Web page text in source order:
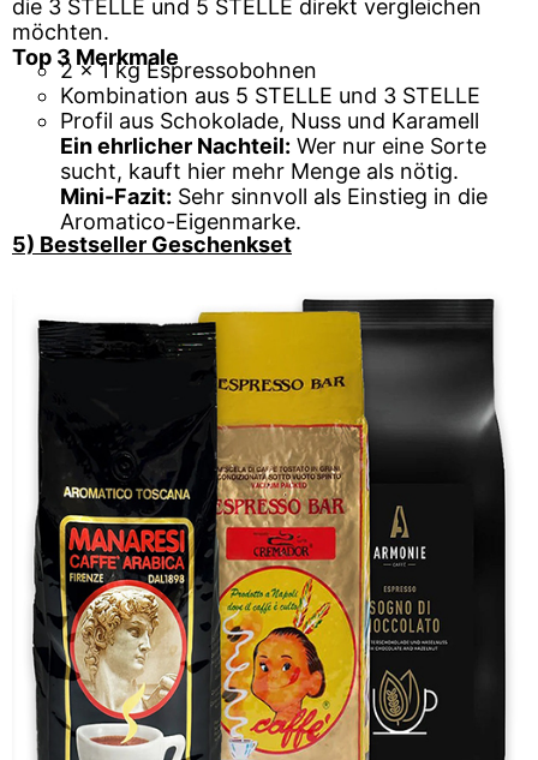
die 3 STELLE und 5 STELLE direkt vergleichen
möchten.
Top 3 Merkmale
2 x 1 kg Espressobohnen
Kombination aus 5 STELLE und 3 STELLE
Profil aus Schokolade, Nuss und Karamell
Ein ehrlicher Nachteil: Wer nur eine Sorte
sucht, kauft hier mehr Menge als nötig.
Mini-Fazit: Sehr sinnvoll als Einstieg in die
Aromatico-Eigenmarke.
5) Bestseller Geschenkset